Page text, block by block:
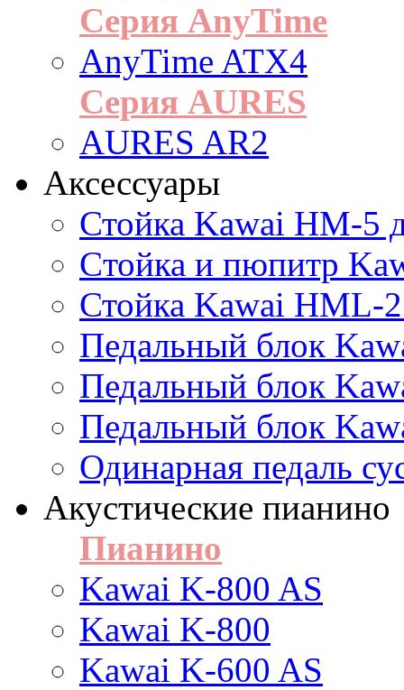
Серия AnyTime
AnyTime ATX4
Серия AURES
AURES AR2
Аксессуары
Стойка Kawai HM-5
Cтойка и пюпитр
Стойка Kawai HML-
Педальный блок
Педальный блок
Педальный блок
Одинарная педаль
Акустические пианино
Пианино
Kawai K-800 AS
Kawai K-800
Kawai K-600 AS